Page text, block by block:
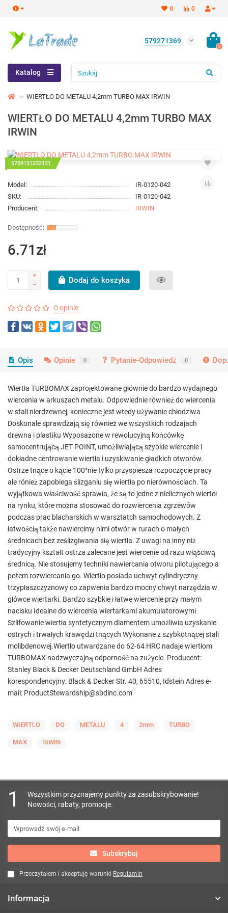
0
0
579271369
0
Katalog
WIERTŁO DO METALU 4,2mm TURBO MAX IRWIN
WIERTŁO DO METALU 4,2mm TURBO MAX
IRWIN
5709131233121
Model:
IR-0120-042
SKU:
IR-0120-042
Producent:
IRWIN
6.71zł
Dodaj do koszyka
0 opinie
Opis Opinie 0 Pytanie-Odpowiedź 0
Wiertła TURBOMAX zaprojektowane głównie do bardzo wydajnego
wiercenia w arkuszach metalu. Odpowiednie również do wiercenia
w stali nierdzewnej, konieczne jest wtedy używanie chłodziwa
Doskonale sprawdzają się również we wszystkich rodzajach
drewna i plastiku Wyposażone w rewolucyjną końcówkę
samocentrującą JET POINT, umożliwiającą szybkie wiercenie i
dokładne centrowanie wiertła i uzyskiwanie gładkich otworów.
Ostrze tnące o kącie 100°nie tylko przyspiesza rozpoczęcie pracy
ale rónież zapobiega ślizganiu się wiertła po nierównościach. Ta
wyjątkowa właściwość sprawia, że są to jedne z nielicznych wierteł
na rynku, które można stosować do rozwiercenia zgrzewów
podczas prac blacharskich w warsztatch samochodowych. Z
łatwością także nawiercimy nimi otwór w rurach o małych
średnicach bez ześlizgiwania się wiertła. Z uwagi na inny niż
tradycyjny kształt ostrza zalecane jest wiercenie od razu włąściwą
średnicą. Nie stosujemy techniki nawiercania otworu pilotującego a
potem rozwiercania go. Wiertło posiada uchwyt cylindryczny
trzypłaszczyznowy co zapwenia bardzo mocny chwyt narzędzia w
główce wiertarki. Bardzo szybkie i łatwe wiercenie przy małym
nacisku Idealne do wiercenia wiertarkami akumulatorowymi
Szlifowanie wiertła syntetycznym diamentem umożliwia uzyskanie
ostrych i trwałych krawędzi tnących Wykonane z szybkotnącej stali
molibdenowej.Wiertło utwardzane do 62-64 HRC nadaje wiertłom
TURBOMAX nadzwyczajną odporność na zużycie. Producent:
Stanley Black & Decker Deutschland GmbH Adres
korespondencyjny: Black & Decker Str. 40, 65510, Idstein Adres e-
mail: ProductStewardship@sbdinc.com
WIERTŁO DO METALU 4 2mm TURBO
MAX IRWIN
1
Wszystkim przyznajemy punkty za zasubskrybowanie!
Nowości, rabaty, promocje.
Subskrybuj
Przeczytałem i akceptuję warunki Regulamin
Informacja